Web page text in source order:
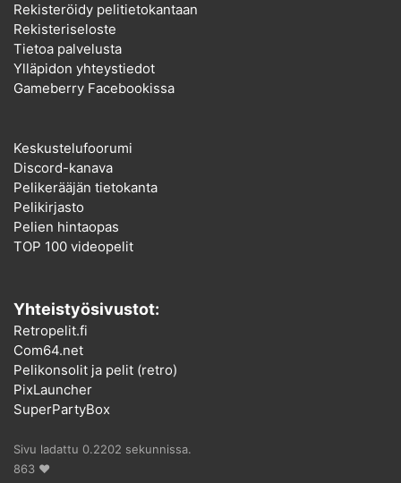
Rekisteröidy pelitietokantaan
Rekisteriseloste
Tietoa palvelusta
Ylläpidon yhteystiedot
Gameberry Facebookissa
Keskustelufoorumi
Discord-kanava
Pelikerääjän tietokanta
Pelikirjasto
Pelien hintaopas
TOP 100 videopelit
Yhteistyösivustot:
Retropelit.fi
Com64.net
Pelikonsolit ja pelit (retro)
PixLauncher
SuperPartyBox
Sivu ladattu 0.2202 sekunnissa.
863 ♥